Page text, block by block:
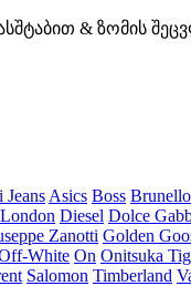
& ზომის
Jeans Asics Boss
Diesel Dolce
Zanotti Golden
White On Onitsuka
Salomon Timberland